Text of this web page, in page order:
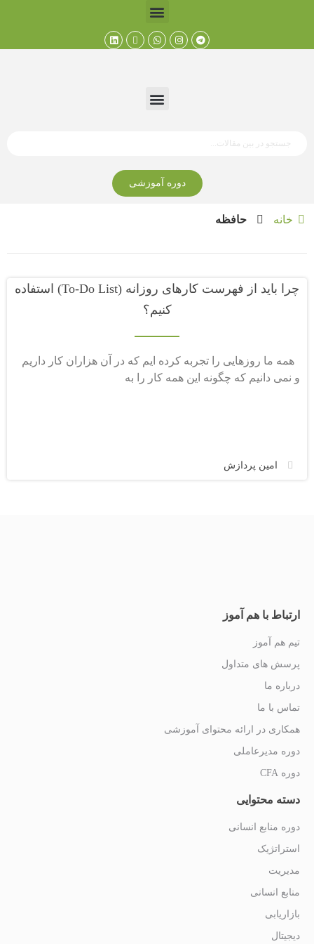
دوره آموزشی
خانه حافظه
چرا باید از فهرست کارهای روزانه (To-Do List) استفاده
کنیم؟
همه ما روزهایی را تجربه کرده ایم که در آن هزاران کار داریم
و نمی دانیم که چگونه این همه کار را به
امین پردازش
ارتباط با هم آموز
تیم هم آموز
پرسش های متداول
درباره ما
تماس با ما
همکاری در ارائه محتوای آموزشی
دوره مدیرعاملی
دوره CFA
دسته محتوایی
دوره منابع انسانی
استراتژیک
مدیریت
منابع انسانی
بازاریابی
دیجیتال